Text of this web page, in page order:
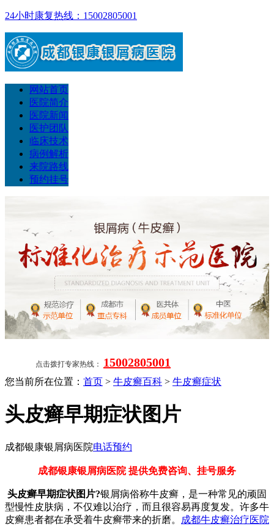
24小时康复热线：15002805001
网站首页
医院简介
医院新闻
医护团队
临床技术
病例解析
来院路线
预约挂号
点击拨打专家热线： 15002805001
您当前所在位置： 首页 > 牛皮癣百科 > 牛皮癣症状
头皮癣早期症状图片
成都银康银屑病医院电话预约
成都银康银屑病医院 提供免费咨询、挂号服务
头皮癣早期症状图片?银屑病俗称牛皮癣，是一种常见的顽固
型慢性皮肤病，不仅难以治疗，而且很容易再度复发。许多牛
皮癣患者都在承受着牛皮癣带来的折磨。 成都牛皮癣治疗医院